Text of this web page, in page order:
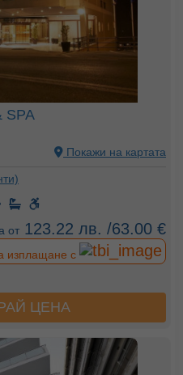
SPA
Покажи на картата
от 123.22 лв. /63.00 €
изплащане с
ЦЕНА